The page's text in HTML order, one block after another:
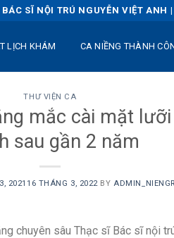
SĨ NỘI TRÚ NGUYỄN VIỆT
LỊCH KHÁM CA NIỀNG THÀNH
THƯ VIỆN CA
mắc cài mặt
sau gần 2 năm
2021 16 THÁNG 3, 2022 BY
chuyên sâu Thạc sĩ Bác sĩ nội